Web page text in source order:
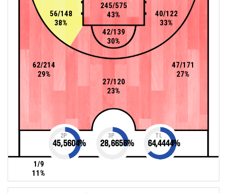
42/139
30%
56/148
38%
40/122
33%
245/575
43%
1/9
11%
27/120
23%
62/214
29%
47/171
27%
2P
45,5604%
3P
28,6656%
TL
64,4444%